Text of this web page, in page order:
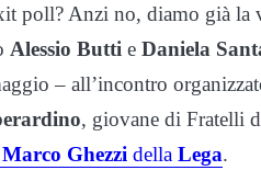
poll? Anzi no, diamo già la
Alessio Butti e Daniela
– all’incontro
, giovane di Fratelli
Marco Ghezzi della Lega.